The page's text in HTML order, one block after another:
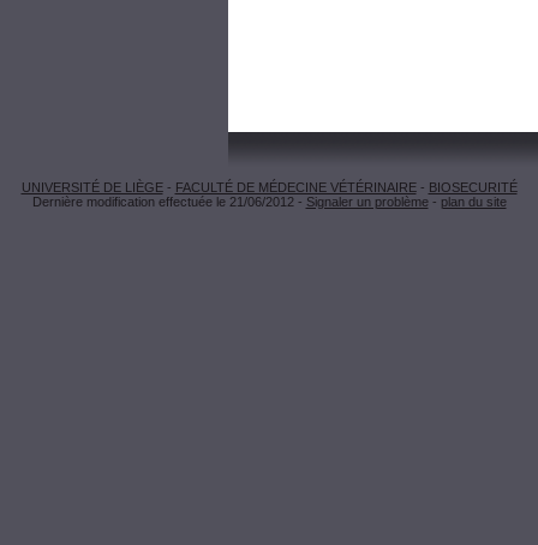
UNIVERSITÉ DE LIÈGE- FACULTÉ DE MÉDECINE VÉTÉRINAIRE- BIOSECURITÉ
Dernière modification effectuée le 21/06/2012 - Signaler un problème- plan du site